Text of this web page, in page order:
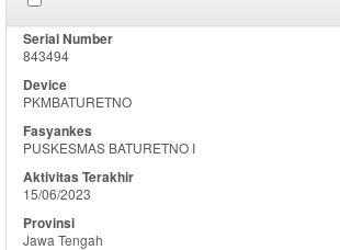
843494
PKMBATURETNO
PUSKESMAS BATURETNO I
15/06/2023
Jawa Tengah